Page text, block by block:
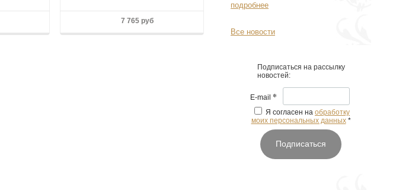
7 765 руб
подробнее
Все новости
Подписаться на рассылку
новостей:
E-mail *
Я согласен на обработку
моих персональных данных *
Подписаться